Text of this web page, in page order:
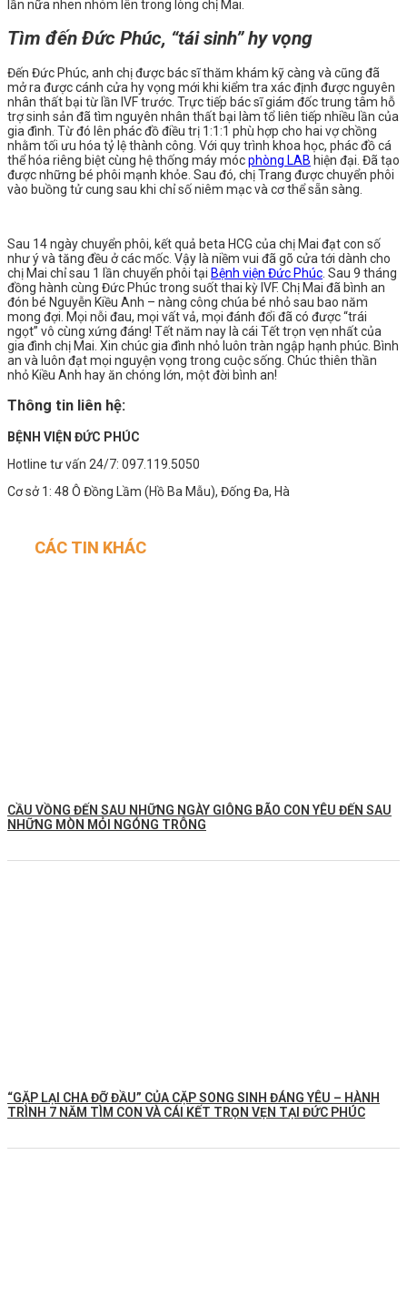
lần nữa nhen nhóm lên trong lòng chị Mai.
Tìm đến Đức Phúc, “tái sinh” hy vọng
Đến Đức Phúc, anh chị được bác sĩ thăm khám kỹ càng và cũng đã
mở ra được cánh cửa hy vọng mới khi kiểm tra xác định được nguyên
nhân thất bại từ lần IVF trước. Trực tiếp bác sĩ giám đốc trung tâm hỗ
trợ sinh sản đã tìm nguyên nhân thất bại làm tổ liên tiếp nhiều lần của
gia đình. Từ đó lên phác đồ điều trị 1:1:1 phù hợp cho hai vợ chồng
nhằm tối ưu hóa tỷ lệ thành công. Với quy trình khoa học, phác đồ cá
thể hóa riêng biệt cùng hệ thống máy mócphòng LAB hiện đại. Đã tạo
được những bé phôi mạnh khỏe. Sau đó, chị Trang được chuyển phôi
vào buồng tử cung sau khi chỉ số niêm mạc và cơ thể sẵn sàng.
Sau 14 ngày chuyển phôi, kết quả beta HCG của chị Mai đạt con số
như ý và tăng đều ở các mốc. Vậy là niềm vui đã gõ cửa tới dành cho
chị Mai chỉ sau 1 lần chuyển phôi tại Bệnh viện Đức Phúc Sau 9 tháng
đồng hành cùng Đức Phúc trong suốt thai kỳ IVF. Chị Mai đã bình an
đón bé Nguyễn Kiều Anh – nàng công chúa bé nhỏ sau bao năm
mong đợi. Mọi nỗi đau, mọi vất vả, mọi đánh đổi đã có được “trái
ngọt” vô cùng xứng đáng! Tết năm nay là cái Tết trọn vẹn nhất của
gia đình chị Mai. Xin chúc gia đình nhỏ luôn tràn ngập hạnh phúc. Bình
an và luôn đạt mọi nguyện vọng trong cuộc sống. Chúc thiên thần
nhỏ Kiều Anh hay ăn chóng lớn, một đời bình an!
Thông tin liên hệ:
BỆNH VIỆN ĐỨC PHÚC
Hotline tư vấn 24/7: 097.119.5050
Cơ sở 1: 48 Ô Đồng Lầm (Hồ Ba Mẫu), Đống Đa, Hà
CÁC TIN KHÁC
CẦU VỒNG ĐẾN SAU NHỮNG NGÀY GIÔNG BÃO CON YÊU ĐẾN SAU
NHỮNG MÒN MỎI NGÓNG TRÔNG
️“GẶP LẠI CHA ĐỠ ĐẦU” CỦA CẶP SONG SINH ĐÁNG YÊU – HÀNH
TRÌNH 7 NĂM TÌM CON VÀ CÁI KẾT TRỌN VẸN TẠI ĐỨC PHÚC